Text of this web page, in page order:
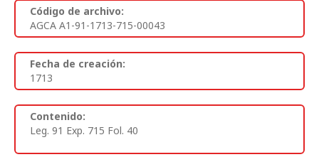
Código de archivo:
AGCA A1-91-1713-715-00043
Fecha de creación:
1713
Contenido:
Leg. 91 Exp. 715 Fol. 40